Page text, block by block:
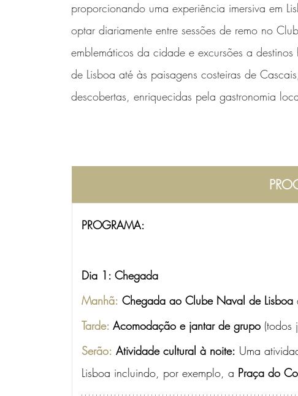
proporcionando uma experiência imersiva em
optar diariamente entre sessões de remo no
emblemáticos da cidade e excursões a
de Lisboa até às paisagens costeiras de
descobertas, enriquecidas pela gastronomia
PROGRAMA:
Dia 1: Chegada
Manhã: Chegada ao Clube Naval de Lisboa
Tarde: Acomodação e jantar de grupo (todos
Serão: Atividade cultural à noite: Uma
Lisboa incluindo, por exemplo, a Praça do